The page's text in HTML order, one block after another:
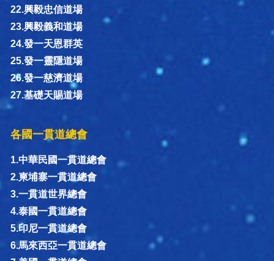
22.興毅忠信道場
23.興毅義和道場
24.發一天恩群英
25.發一靈隱道場
26.發一慈濟道場
27.基礎天賜道場
各國一貫道總會
1.中華民國一貫道總會
2.柬埔寨一貫道總會
3.一貫道世界總會
4.泰國一貫道總會
5.印尼一貫道總會
6.馬來西亞一貫道總會